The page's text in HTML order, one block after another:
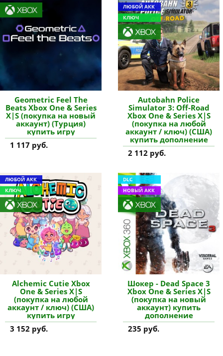
Geometric Feel The
Beats Xbox One & Series
X|S (покупка на новый
аккаунт) (Турция)
купить игру
1 117 руб.
ЛЮБОЙ АКК
КЛЮЧ
Autobahn Police
Simulator 3: Off-Road
Xbox One & Series X|S
(покупка на любой
аккаунт / ключ) (США)
купить дополнение
2 112 руб.
ЛЮБОЙ АКК
КЛЮЧ
Alchemic Cutie Xbox
One & Series X|S
(покупка на любой
аккаунт / ключ) (США)
купить игру
3 152 руб.
DLC
НОВЫЙ АКК
Шокер - Dead Space 3
Xbox One & Series X|S
(покупка на новый
аккаунт) купить
дополнение
235 руб.